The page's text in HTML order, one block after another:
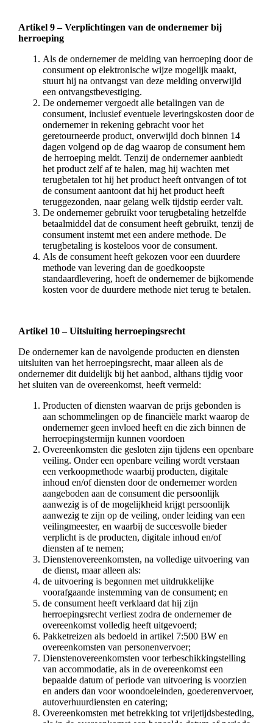
Artikel 9 – Verplichtingen van de ondernemer bij
herroeping
Als de ondernemer de melding van herroeping door de
consument op elektronische wijze mogelijk maakt,
stuurt hij na ontvangst van deze melding onverwijld
een ontvangstbevestiging.
De ondernemer vergoedt alle betalingen van de
consument, inclusief eventuele leveringskosten door de
ondernemer in rekening gebracht voor het
geretourneerde product, onverwijld doch binnen 14
dagen volgend op de dag waarop de consument hem
de herroeping meldt. Tenzij de ondernemer aanbiedt
het product zelf af te halen, mag hij wachten met
terugbetalen tot hij het product heeft ontvangen of tot
de consument aantoont dat hij het product heeft
teruggezonden, naar gelang welk tijdstip eerder valt.
De ondernemer gebruikt voor terugbetaling hetzelfde
betaalmiddel dat de consument heeft gebruikt, tenzij de
consument instemt met een andere methode. De
terugbetaling is kosteloos voor de consument.
Als de consument heeft gekozen voor een duurdere
methode van levering dan de goedkoopste
standaardlevering, hoeft de ondernemer de bijkomende
kosten voor de duurdere methode niet terug te betalen.
Artikel 10 – Uitsluiting herroepingsrecht
De ondernemer kan de navolgende producten en diensten
uitsluiten van het herroepingsrecht, maar alleen als de
ondernemer dit duidelijk bij het aanbod, althans tijdig voor
het sluiten van de overeenkomst, heeft vermeld:
Producten of diensten waarvan de prijs gebonden is
aan schommelingen op de financiële markt waarop de
ondernemer geen invloed heeft en die zich binnen de
herroepingstermijn kunnen voordoen
Overeenkomsten die gesloten zijn tijdens een openbare
veiling. Onder een openbare veiling wordt verstaan
een verkoopmethode waarbij producten, digitale
inhoud en/of diensten door de ondernemer worden
aangeboden aan de consument die persoonlijk
aanwezig is of de mogelijkheid krijgt persoonlijk
aanwezig te zijn op de veiling, onder leiding van een
veilingmeester, en waarbij de succesvolle bieder
verplicht is de producten, digitale inhoud en/of
diensten af te nemen;
Dienstenovereenkomsten, na volledige uitvoering van
de dienst, maar alleen als:
de uitvoering is begonnen met uitdrukkelijke
voorafgaande instemming van de consument; en
de consument heeft verklaard dat hij zijn
herroepingsrecht verliest zodra de ondernemer de
overeenkomst volledig heeft uitgevoerd;
Pakketreizen als bedoeld in artikel 7:500 BW en
overeenkomsten van personenvervoer;
Dienstenovereenkomsten voor terbeschikkingstelling
van accommodatie, als in de overeenkomst een
bepaalde datum of periode van uitvoering is voorzien
en anders dan voor woondoeleinden, goederenvervoer,
autoverhuurdiensten en catering;
Overeenkomsten met betrekking tot vrijetijdsbesteding,